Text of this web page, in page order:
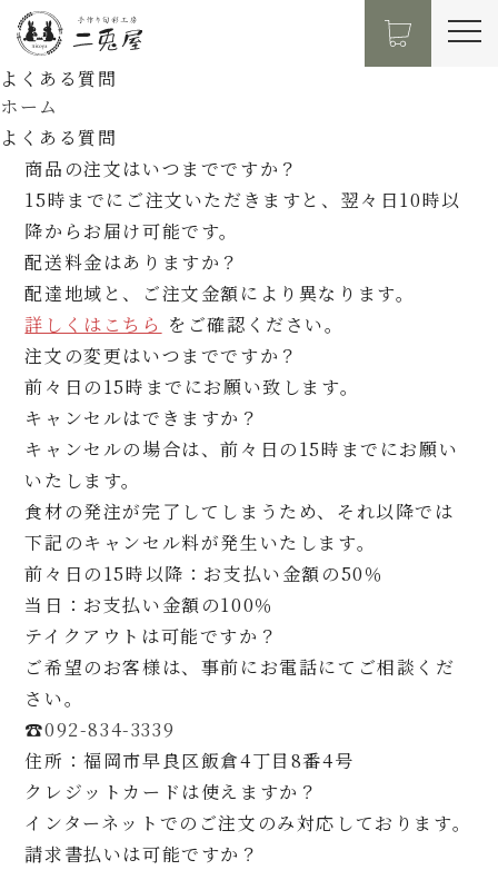
よくある質問
ホーム
よくある質問
商品の注文はいつまでですか？
15時までにご注文いただきますと、翌々日10時以
降からお届け可能です。
配送料金はありますか？
配達地域と、ご注文金額により異なります。
詳しくはこちら をご確認ください。
注文の変更はいつまでですか？
前々日の15時までにお願い致します。
キャンセルはできますか？
キャンセルの場合は、前々日の15時までにお願い
いたします。
食材の発注が完了してしまうため、それ以降では
下記のキャンセル料が発生いたします。
前々日の15時以降：お支払い金額の50％
当日：お支払い金額の100％
テイクアウトは可能ですか？
ご希望のお客様は、事前にお電話にてご相談くだ
さい。
☎092-834-3339
住所：福岡市早良区飯倉4丁目8番4号
クレジットカードは使えますか？
インターネットでのご注文のみ対応しております。
請求書払いは可能ですか？